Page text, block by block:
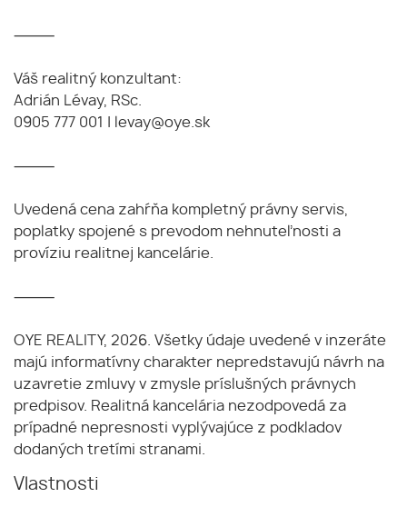
⸻
Váš realitný konzultant:
Adrián Lévay, RSc.
0905 777 001 | levay@oye.sk
⸻
Uvedená cena zahŕňa kompletný právny servis,
poplatky spojené s prevodom nehnuteľnosti a
províziu realitnej kancelárie.
⸻
OYE REALITY, 2026. Všetky údaje uvedené v inzeráte
majú informatívny charakter nepredstavujú návrh na
uzavretie zmluvy v zmysle príslušných právnych
predpisov. Realitná kancelária nezodpovedá za
prípadné nepresnosti vyplývajúce z podkladov
dodaných tretími stranami.
Vlastnosti